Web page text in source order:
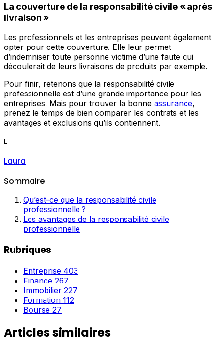
La couverture de la responsabilité civile « après
livraison »
Les professionnels et les entreprises peuvent également
opter pour cette couverture. Elle leur permet
d’indemniser toute personne victime d’une faute qui
découlerait de leurs livraisons de produits par exemple.
Pour finir, retenons que la responsabilité civile
professionnelle est d’une grande importance pour les
entreprises. Mais pour trouver la bonne assurance,
prenez le temps de bien comparer les contrats et les
avantages et exclusions qu’ils contiennent.
L
Laura
Sommaire
Qu’est-ce que la responsabilité civile
professionnelle ?
Les avantages de la responsabilité civile
professionnelle
Rubriques
Entreprise 403
Finance 267
Immobilier 227
Formation 112
Bourse 27
Articles similaires